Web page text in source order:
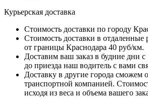
Курьерская доставка
Стоимость доставки по городу
Стоимость доставки в
от границы Краснодара 40 руб/км.
Доставим ваш заказ в будние дни с
до приезда наш водитель с вами
Доставку в другие города сможем
транспортной компанией.
исходя из веса и объема вашего